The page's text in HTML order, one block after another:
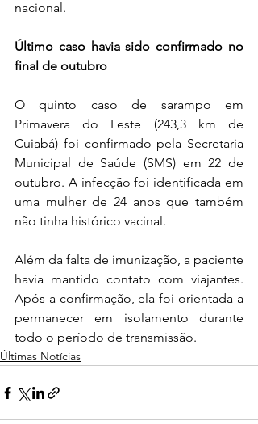
nacional.
Último caso havia sido confirmado no
final de outubro
O quinto caso de sarampo em
Primavera do Leste (243,3 km de
Cuiabá) foi confirmado pela Secretaria
Municipal de Saúde (SMS) em 22 de
outubro. A infecção foi identificada em
uma mulher de 24 anos que também
não tinha histórico vacinal.
Além da falta de imunização, a paciente
havia mantido contato com viajantes.
Após a confirmação, ela foi orientada a
permanecer em isolamento durante
todo o período de transmissão.
Últimas Notícias